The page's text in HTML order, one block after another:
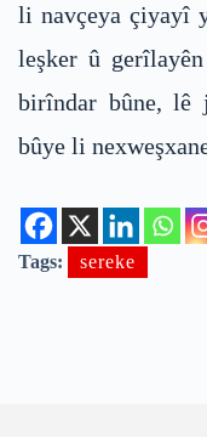
li navçeya çiyayî
leşker û
birîndar bûne,
bûye li
Tags: sereke